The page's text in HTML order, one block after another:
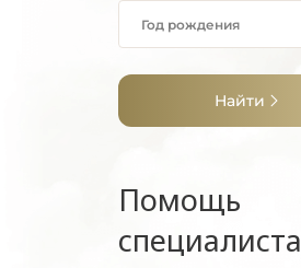
Найти
Помощь
специалиста